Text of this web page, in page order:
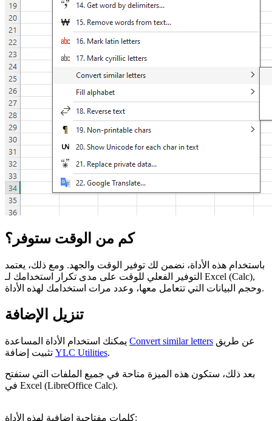
كم من الوقت ستوفر؟
باستخدام هذه الأداة، نضمن لك توفير الوقت والجهد. ومع ذلك، يعتمد
التوفير الفعلي للوقت على مدى تكرار استخدامك لـ Excel (Calc),
وحجم البيانات التي تتعامل معها، وعدد مرات استخدامك لهذه الأداة.
تنزيل الإضافة
Convert similar letters
YLC Utilities.
بعد ذلك، ستكون هذه الميزة متاحة في جميع الملفات التي ستفتح
في Excel (LibreOffice Calc).
كلمات مفتاحية إضافية لهذه الأداة: